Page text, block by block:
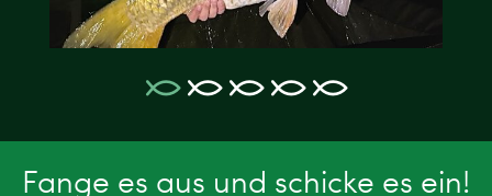
Fange es aus und schicke es ein!